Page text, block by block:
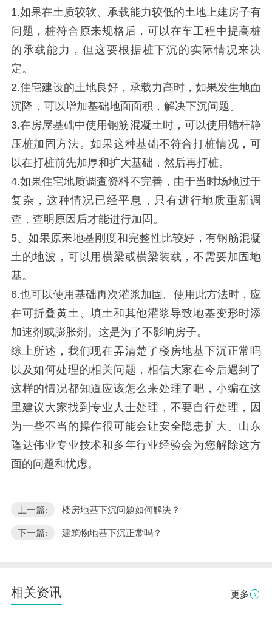
1.如果在土质较软、承载能力较低的土地上建房子有
问题，桩符合原来规格后，可以在车工程中提高桩
的承载能力，但这要根据桩下沉的实际情况来决
定。
2.住宅建设的土地良好，承载力高时，如果发生地面
沉降，可以增加基础地面面积，解决下沉问题。
3.在房屋基础中使用钢筋混凝土时，可以使用锚杆静
压桩加固方法。如果这种基础不符合打桩情况，可
以在打桩前先加厚和扩大基础，然后再打桩。
4.如果住宅地质调查资料不完善，由于当时场地过于
复杂，这种情况已经平息，只有进行地质重新调
查，查明原因后才能进行加固。
5、如果原来地基刚度和完整性比较好，有钢筋混凝
土的地波，可以用横梁或横梁装载，不需要加固地
基。
6.也可以使用基础再次灌浆加固。使用此方法时，应
在可折叠黄土、填土和其他灌浆导致地基变形时添
加速剂或膨胀剂。这是为了不影响房子。
综上所述，我们现在弄清楚了楼房地基下沉正常吗
以及如何处理的相关问题，相信大家在今后遇到了
这样的情况都知道应该怎么来处理了吧，小编在这
里建议大家找到专业人士处理，不要自行处理，因
为一些不当的操作很可能会让安全隐患扩大。山东
隆达伟业专业技术和多年行业经验会为您解除这方
面的问题和忧虑。
上一篇: 楼房地基下沉问题如何解决？
下一篇: 建筑物地基下沉正常吗？
相关资讯 更多